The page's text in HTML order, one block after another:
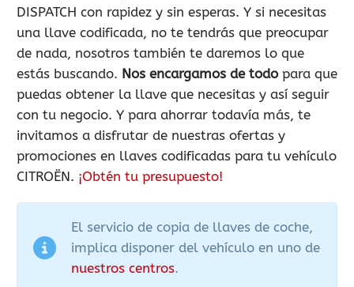
DISPATCH con rapidez y sin esperas. Y si necesitas
una llave codificada, no te tendrás que preocupar
de nada, nosotros también te daremos lo que
estás buscando. Nos encargamos de todopara que
puedas obtener la llave que necesitas y así seguir
con tu negocio. Y para ahorrar todavía más, te
invitamos a disfrutar de nuestras ofertas y
promociones en llaves codificadas para tu vehículo
CITROËN. ¡Obtén tu presupuesto!
El servicio de copia de llaves de coche,
implica disponer del vehículo en uno de
nuestros centros.